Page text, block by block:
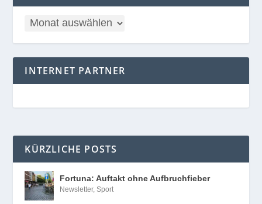
INTERNET PARTNER
KÜRZLICHE POSTS
Fortuna: Auftakt ohne Aufbruchfieber
Newsletter,Sport